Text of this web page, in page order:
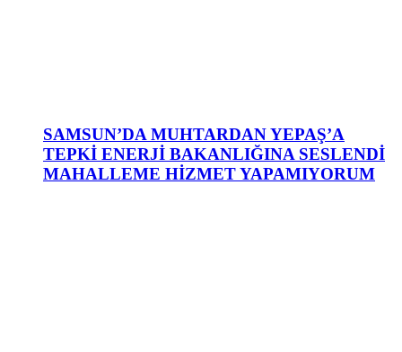
SAMSUN’DA MUHTARDAN YEPAŞ’A
TEPKİ ENERJİ BAKANLIĞINA SESLENDİ
MAHALLEME HİZMET YAPAMIYORUM